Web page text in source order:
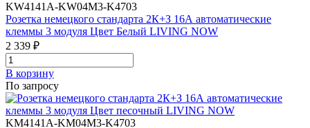
KW4141A-KW04M3-K4703
Розетка немецкого стандарта 2К+З 16А автоматические
клеммы 3 модуля Цвет Белый LIVING NOW
2 339 ₽
В корзинy
По запросу
KM4141A-KM04M3-K4703